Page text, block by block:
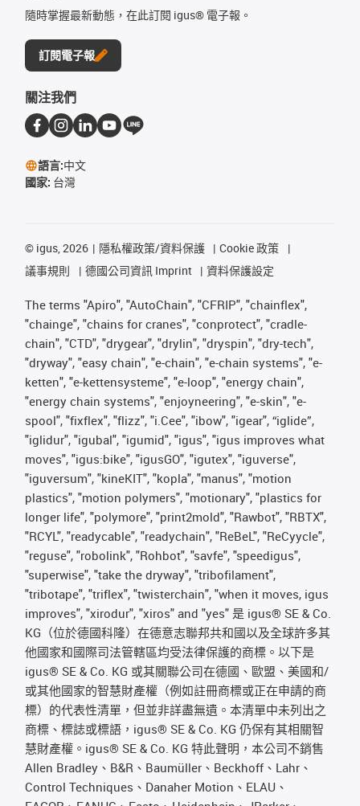
隨時掌握最新動態，在此訂閱 igus® 電子報。
訂閱電子報
關注我們
語言:中文
國家: 台灣
© igus, 2026 隱私權政策/資料保護
Cookie 政策
議事規則
德國公司資訊 Imprint 資料保護設定
The terms "Apiro", "AutoChain", "CFRIP", "chainflex",
"chainge", "chains for cranes", "conprotect", "cradle-
chain", "CTD", "drygear", "drylin", "dryspin", "dry-tech",
"dryway", "easy chain", "e-chain", "e-chain systems", "e-
ketten", "e-kettensysteme", "e-loop", "energy chain",
"energy chain systems", "enjoyneering", "e-skin", "e-
spool", "fixflex", "flizz", "i.Cee", "ibow", "igear", “iglide”,
"iglidur", "igubal", "igumid", "igus", "igus improves what
moves", "igus:bike", "igusGO", "igutex", "iguverse",
"iguversum", "kineKIT", "kopla", "manus", "motion
plastics", "motion polymers", "motionary", "plastics for
longer life", "polymore", "print2mold", "Rawbot", "RBTX",
"RCYL", "readycable", "readychain", "ReBeL", "ReCyycle",
"reguse", "robolink", "Rohbot", "savfe", "speedigus",
"superwise", "take the dryway", "tribofilament",
"tribotape", "triflex", "twisterchain", "when it moves, igus
improves", "xirodur", "xiros" and "yes" 是 igus® SE & Co.
KG（位於德國科隆）在德意志聯邦共和國以及全球許多其
他國家和國際司法管轄區均受法律保護的商標。以下是
igus® SE & Co. KG 或其關聯公司在德國、歐盟、美國和/
或其他國家的智慧財產權（例如註冊商標或正在申請的商
標）的代表性清單，但並非詳盡無遺。本清單中未列出之
商標、標誌或標語，igus® SE & Co. KG 仍保有其相關智
慧財產權。igus® SE & Co. KG 特此聲明，本公司不銷售
Allen Bradley、B&R、Baumüller、Beckhoff、Lahr、
Control Techniques、Danaher Motion、ELAU、